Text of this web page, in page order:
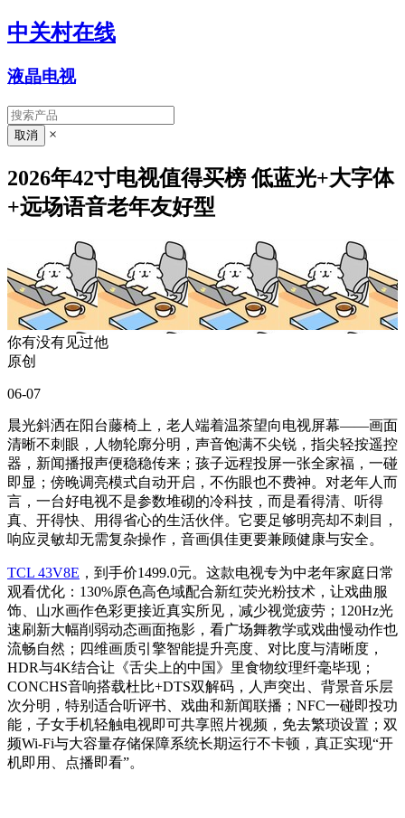
中关村在线
液晶电视
×
2026年42寸电视值得买榜 低蓝光+大字体
+远场语音老年友好型
你有没有见过他
原创
06-07
晨光斜洒在阳台藤椅上，老人端着温茶望向电视屏幕——画面
清晰不刺眼，人物轮廓分明，声音饱满不尖锐，指尖轻按遥控
器，新闻播报声便稳稳传来；孩子远程投屏一张全家福，一碰
即显；傍晚调亮模式自动开启，不伤眼也不费神。对老年人而
言，一台好电视不是参数堆砌的冷科技，而是看得清、听得
真、开得快、用得省心的生活伙伴。它要足够明亮却不刺目，
响应灵敏却无需复杂操作，音画俱佳更要兼顾健康与安全。
TCL 43V8E ，到手价1499.0元。这款电视专为中老年家庭日常
观看优化：130%原色高色域配合新红荧光粉技术，让戏曲服
饰、山水画作色彩更接近真实所见，减少视觉疲劳；120Hz光
速刷新大幅削弱动态画面拖影，看广场舞教学或戏曲慢动作也
流畅自然；四维画质引擎智能提升亮度、对比度与清晰度，
HDR与4K结合让《舌尖上的中国》里食物纹理纤毫毕现；
CONCHS音响搭载杜比+DTS双解码，人声突出、背景音乐层
次分明，特别适合听评书、戏曲和新闻联播；NFC一碰即投功
能，子女手机轻触电视即可共享照片视频，免去繁琐设置；双
频Wi-Fi与大容量存储保障系统长期运行不卡顿，真正实现“开
机即用、点播即看”。